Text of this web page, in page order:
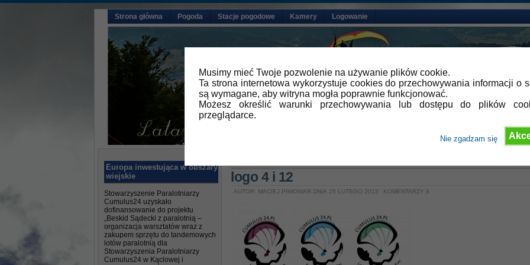
Musimy mieć Twoje pozwolenie na używanie plików cookie.
Ta strona internetowa wykorzystuje cookies do przechowywania informacji o
są wymagane, aby witryna mogła poprawnie funkcjonować.
Możesz określić warunki przechowywania lub dostępu do plików
przeglądarce.
Nie zgadzam się
Strona główna Pogoda Stacje pogodowe Kamery Logowanie
Europa inwestująca w obszary
wiejskie
Stowarzyszenie Paralotniarzy
Cumulus24 uzyskało
dofinansowanie do projektu
„Beskid Sądecki z paralotnią –
organizacja warsztatów wraz z
zakupem sprzętu do tandemowych
lotów paralotnią dla
Stowarzyszenia Paralotniarzy
Cumulus24 w Kąclowej i
logo 4 i 12
AUTOR: MACIEJ PIWOWAR DNIA 25 LUTEGO 2015 KOMENTARZY 8